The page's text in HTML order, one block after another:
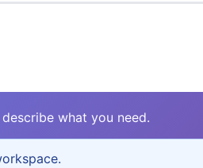
what you need.